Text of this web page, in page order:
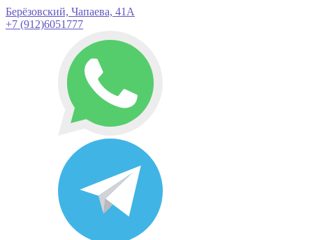
Берёзовский, Чапаева, 41А
+7 (912)6051777